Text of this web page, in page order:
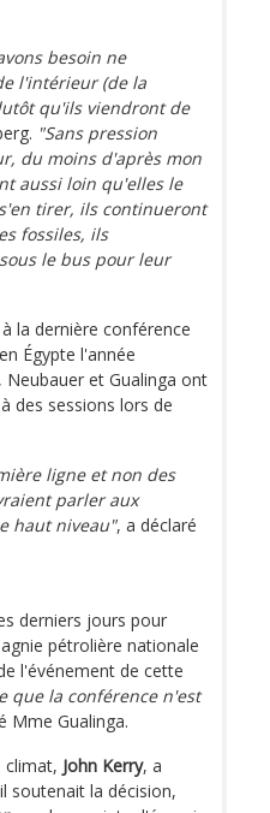
besoin ne
l'intérieur (de la
qu'ils viendront de
"Sans pression
du moins d'après mon
aussi loin qu'elles le
tirer, ils continueront
fossiles, ils
le bus pour leur
la dernière conférence
Égypte l'année
Neubauer et Gualinga ont
des sessions lors de
ligne et non des
parler aux
haut niveau", a déclaré
derniers jours pour
pétrolière nationale
l'événement de cette
que la conférence n'est
Mme Gualinga.
climat, John Kerry, a
soutenait la décision,